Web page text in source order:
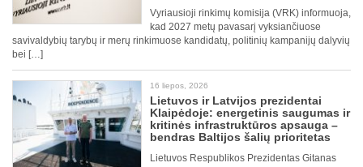
Vyriausioji rinkimų komisija (VRK) informuoja,
kad 2027 metų pavasarį vyksiančiuose
savivaldybių tarybų ir merų rinkimuose kandidatų, politinių kampanijų dalyvių
bei […]
16 liepos, 2026
Lietuvos ir Latvijos prezidentai
Klaipėdoje: energetinis saugumas ir
kritinės infrastruktūros apsauga –
bendras Baltijos šalių prioritetas
Lietuvos Respublikos Prezidentas Gitanas